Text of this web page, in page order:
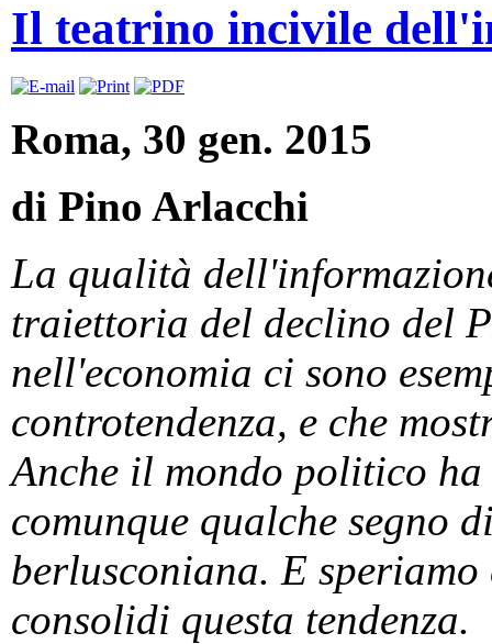
Il teatrino incivile
Roma, 30 gen. 2015
di Pino Arlacchi
La qualità
traiettoria del declino del
nell'economia ci sono
controtendenza, e che
Anche il mondo politico
comunque qualche segno
berlusconiana. E
consolidi questa tendenza.